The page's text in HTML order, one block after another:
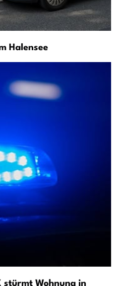
Halensee
stürmt Wohnung in